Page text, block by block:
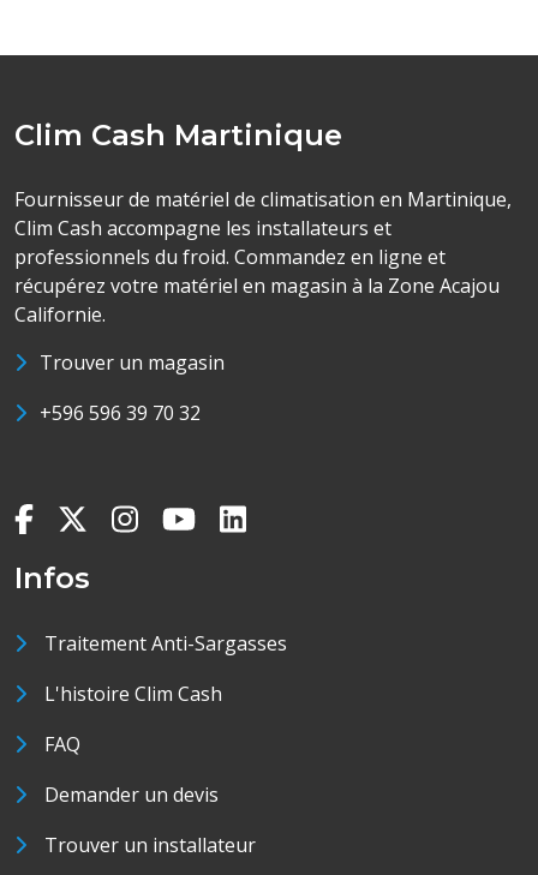
Clim Cash Martinique
Fournisseur de matériel de climatisation en Martinique,
Clim Cash accompagne les installateurs et
professionnels du froid. Commandez en ligne et
récupérez votre matériel en magasin à la Zone Acajou
Californie.
Trouver un magasin
+596 596 39 70 32
Infos
Traitement Anti-Sargasses
L'histoire Clim Cash
FAQ
Demander un devis
Trouver un installateur